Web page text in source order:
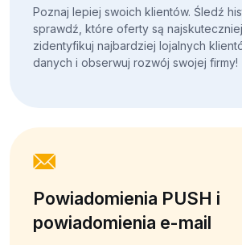
Poznaj lepiej swoich klientów. Śledź
sprawdź, które oferty są
zidentyfikuj najbardziej lojalnych
danych i obserwuj rozwój swojej firmy!
Powiadomienia PUSH i
powiadomienia e-mail